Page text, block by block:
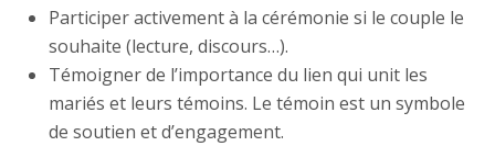
Participer activement à la cérémonie si le couple le
souhaite (lecture, discours…).
Témoigner de l’importance du lien qui unit les
mariés et leurs témoins. Le témoin est un symbole
de soutien et d’engagement.